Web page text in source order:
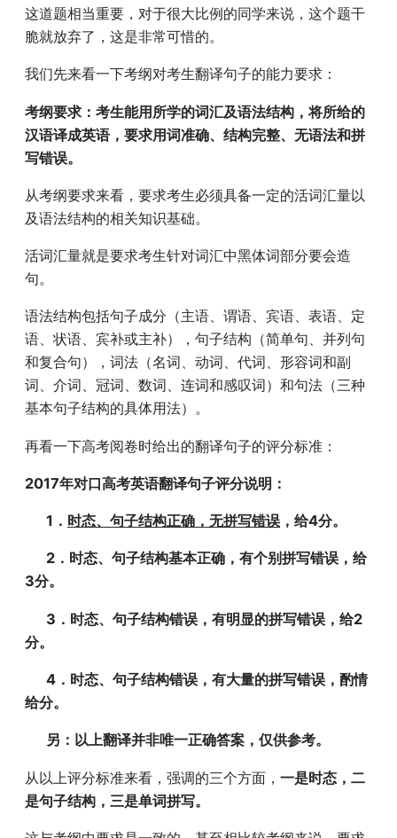
这道题相当重要，对于很大比例的同学来说，这个题干
脆就放弃了，这是非常可惜的。
我们先来看一下考纲对考生翻译句子的能力要求：
考纲要求：考生能用所学的词汇及语法结构，将所给的
汉语译成英语，要求用词准确、结构完整、无语法和拼
写错误。
从考纲要求来看，要求考生必须具备一定的活词汇量以
及语法结构的相关知识基础。
活词汇量就是要求考生针对词汇中黑体词部分要会造
句。
语法结构包括句子成分（主语、谓语、宾语、表语、定
语、状语、宾补或主补），句子结构（简单句、并列句
和复合句），词法（名词、动词、代词、形容词和副
词、介词、冠词、数词、连词和感叹词）和句法（三种
基本句子结构的具体用法）。
再看一下高考阅卷时给出的翻译句子的评分标准：
2017年对口高考英语翻译句子评分说明：
1 ． 时态、句子结构正确，无拼写错误 ，给4分。
2 ．时态、句子结构基本正确，有个别拼写错误，给
3分。
3 ．时态、句子结构错误，有明显的拼写错误，给2
分。
4 ．时态、句子结构错误，有大量的拼写错误，酌情
给分。
另：以上翻译并非唯一正确答案，仅供参考。
从以上评分标准来看，强调的三个方面， 一是时态，二
是句子结构，三是单词拼写。